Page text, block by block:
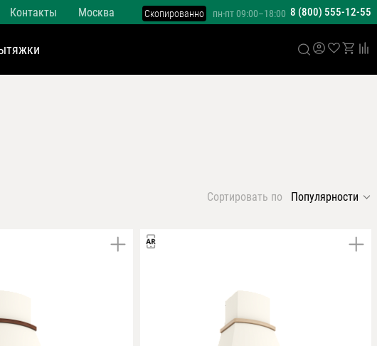
Контакты Москва пн-пт 09:00–18:00 8 (800) 555-12-55
Скопированно
Сортировать по Популярности